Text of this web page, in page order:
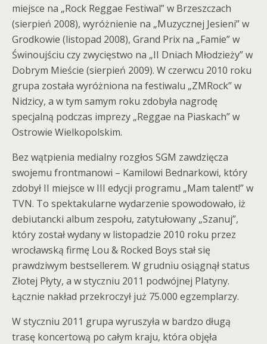
miejsce na „Rock Reggae Festiwal” w Brzeszczach
(sierpień 2008), wyróżnienie na „Muzycznej Jesieni” w
Grodkowie (listopad 2008), Grand Prix na „Famie” w
Świnoujściu czy zwycięstwo na „II Dniach Młodzieży” w
Dobrym Mieście (sierpień 2009). W czerwcu 2010 roku
grupa została wyróżniona na festiwalu „ZMRock” w
Nidzicy, a w tym samym roku zdobyła nagrodę
specjalną podczas imprezy „Reggae na Piaskach” w
Ostrowie Wielkopolskim.
Bez wątpienia medialny rozgłos SGM zawdzięcza
swojemu frontmanowi – Kamilowi Bednarkowi, który
zdobył II miejsce w III edycji programu „Mam talent!” w
TVN. To spektakularne wydarzenie spowodowało, iż
debiutancki album zespołu, zatytułowany „Szanuj”,
który został wydany w listopadzie 2010 roku przez
wrocławską firmę Lou & Rocked Boys stał się
prawdziwym bestsellerem. W grudniu osiągnął status
Złotej Płyty, a w styczniu 2011 podwójnej Platyny.
Łącznie nakład przekroczył już 75.000 egzemplarzy.
W styczniu 2011 grupa wyruszyła w bardzo długą
trasę koncertową po całym kraju, która objęła